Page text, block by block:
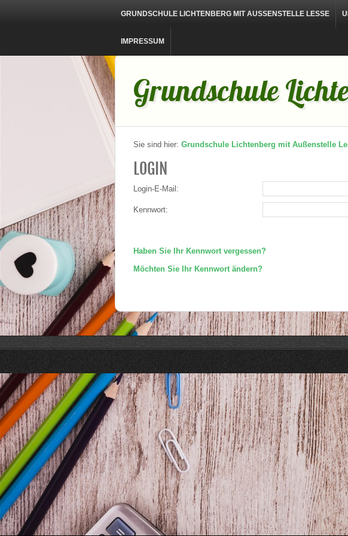
GRUNDSCHULE LICHTENBERG MIT AUSSENSTELLE LESSE
IMPRESSUM
Grundschule
Sie sind hier: Grundschule Lichtenberg mit Außenstelle
LOGIN
Login-E-Mail:
Kennwort:
Haben Sie Ihr Kennwort vergessen?
Möchten Sie Ihr Kennwort ändern?